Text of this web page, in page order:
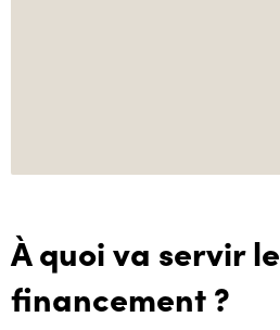
À quoi va servir le
financement ?